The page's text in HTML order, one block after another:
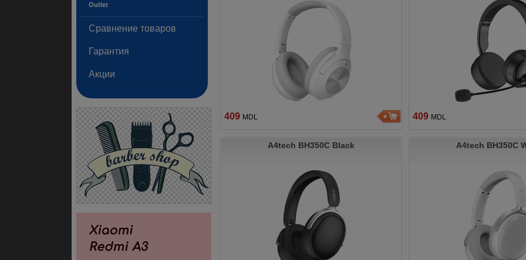
Outlet
Сравнение товаров
Гарантия
Акции
409 MDL 409 MDL
A4tech BH350C Black A4tech BH350C